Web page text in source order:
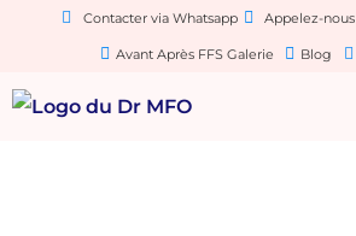
Contacter via Whatsapp Appelez-nous
Avant Après FFS Galerie Blog